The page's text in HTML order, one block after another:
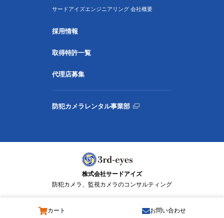
カート お問い合わせ
サードアイズエンジニアリング 会社概要
採用情報
取得特許一覧
代理店募集
防犯カメラレンタル事業部
株式会社サードアイズ
防犯カメラ、監視カメラのコンサルティング
© 3rd-eyes Co., Ltd. All Rights Reserved.